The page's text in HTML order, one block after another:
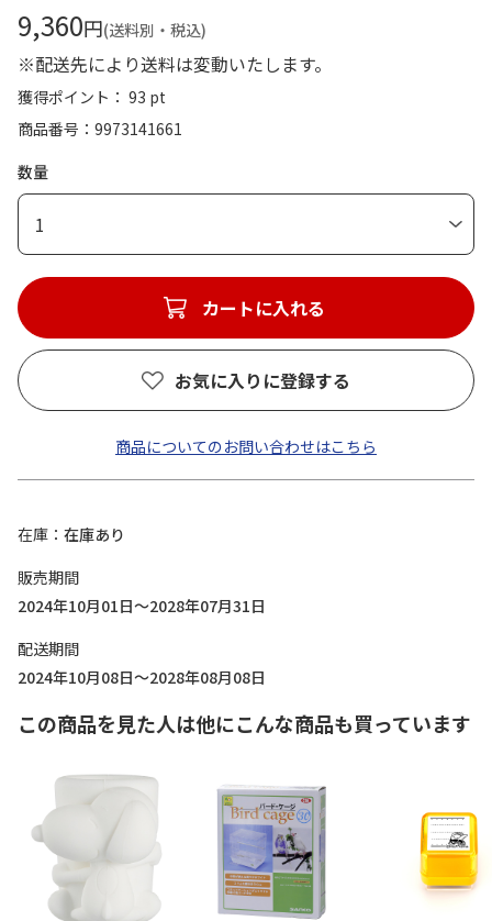
9,360円(送料別・税込)
※配送先により送料は変動いたします。
獲得ポイント： 93 pt
商品番号
9973141661
数量
1
カートに入れる
お気に入りに登録する
商品についてのお問い合わせはこちら
在庫
在庫あり
販売期間
2024年10月01日～2028年07月31日
配送期間
2024年10月08日～2028年08月08日
この商品を見た人は他にこんな商品も買っています